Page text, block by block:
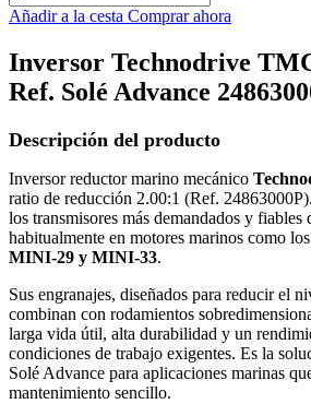
Añadir a la cesta Comprar ahora
Inversor Technodrive
Ref. Solé Advance
Descripción del producto
Inversor reductor marino mecánico
ratio de reducción 2.00:1 (Ref.
los transmisores más demandados y fiables
habitualmente en motores marinos como los
MINI-29 y MINI-33.
Sus engranajes, diseñados para reducir el
combinan con rodamientos
larga vida útil, alta durabilidad y un
condiciones de trabajo exigentes. Es la
Solé Advance para aplicaciones marinas
mantenimiento sencillo.